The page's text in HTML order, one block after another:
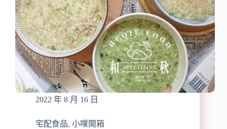
2022 年 8 月 16 日
宅配食品, 小噗開箱